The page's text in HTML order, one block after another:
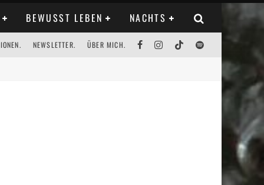
BEWUSST LEBEN NACHTS
NEWSLETTER. ÜBER MICH.